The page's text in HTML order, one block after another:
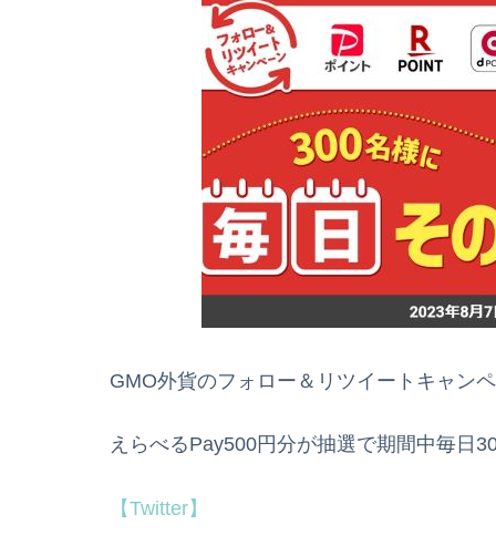
GMO外貨のフォロー＆リツイートキャン
えらべるPay500円分が抽選で期間中毎日
【Twitter】